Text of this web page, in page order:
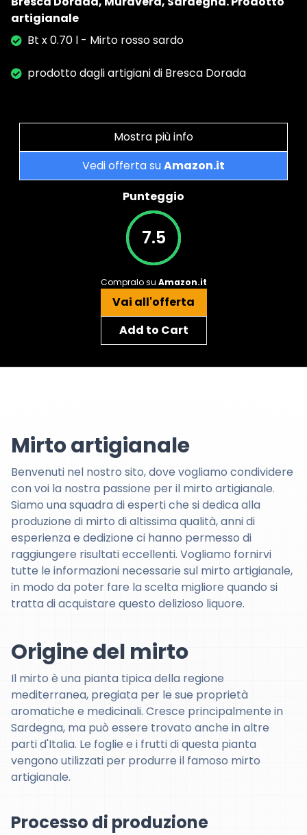
artigianale
Bt x 0.70 l - Mirto rosso sardo
prodotto dagli artigiani di Bresca Dorada
Mostra più info
Vedi offerta suAmazon.it
Punteggio
7.5
Compralo su Amazon.it
Vai all'offerta
Add to Cart
Mirto artigianale
Benvenuti nel nostro sito, dove vogliamo condividere
con voi la nostra passione per il mirto artigianale.
Siamo una squadra di esperti che si dedica alla
produzione di mirto di altissima qualità, anni di
esperienza e dedizione ci hanno permesso di
raggiungere risultati eccellenti. Vogliamo fornirvi
tutte le informazioni necessarie sul mirto artigianale,
in modo da poter fare la scelta migliore quando si
tratta di acquistare questo delizioso liquore.
Origine del mirto
Il mirto è una pianta tipica della regione
mediterranea, pregiata per le sue proprietà
aromatiche e medicinali. Cresce principalmente in
Sardegna, ma può essere trovato anche in altre
parti d'Italia. Le foglie e i frutti di questa pianta
vengono utilizzati per produrre il famoso mirto
artigianale.
Processo di produzione